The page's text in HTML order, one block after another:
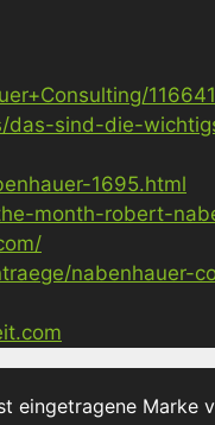
sind-die-
1695.html
month-robert-
nabenhauer-
eingetragene Marke